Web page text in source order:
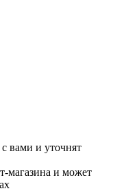
вами и уточнят
магазина и может